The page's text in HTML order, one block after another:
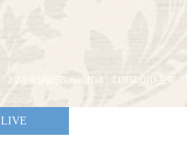
2/27(金)梅田BananaHall LØISLOID主催「
LIVE